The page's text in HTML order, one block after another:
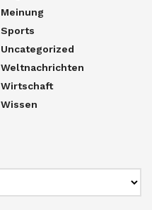
Meinung
Sports
Uncategorized
Weltnachrichten
Wirtschaft
Wissen